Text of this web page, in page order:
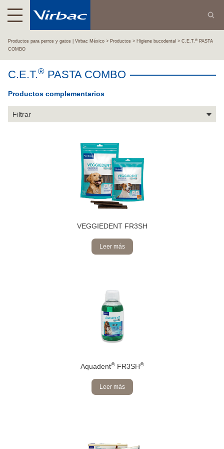
Productos para perros y gatos | Virbac México Productos Higiene bucodental C.E.T.® PASTA
COMBO
C.E.T.® PASTA COMBO
Productos complementarios
Filtrar
VEGGIEDENT FR3SH
Leer más
Aquadent®FR3SH®
Leer más